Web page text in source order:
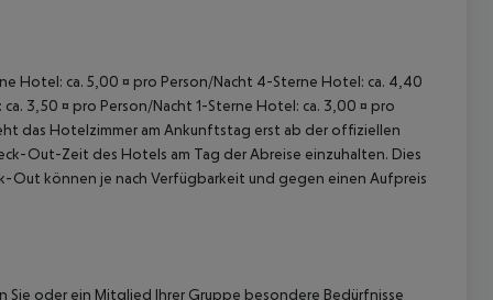
Hotel: ca. 5,00 ¤ pro Person/Nacht 4-Sterne Hotel: ca. 4,40
3,50 ¤ pro Person/Nacht 1-Sterne Hotel: ca. 3,00 ¤ pro
das Hotelzimmer am Ankunftstag erst ab der offiziellen
Out-Zeit des Hotels am Tag der Abreise einzuhalten. Dies
Out können je nach Verfügbarkeit und gegen einen Aufpreis
oder ein Mitglied Ihrer Gruppe besondere Bedürfnisse